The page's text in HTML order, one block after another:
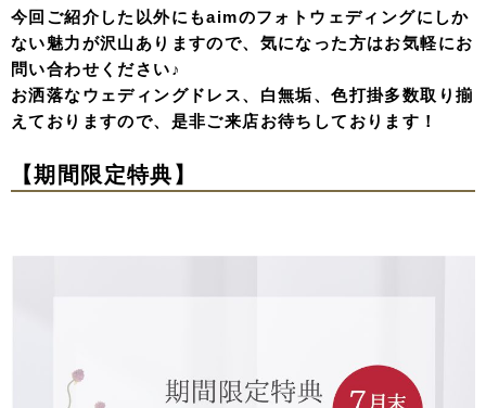
今回ご紹介した以外にもaimのフォトウェディングにしか
ない魅力が沢山ありますので、気になった方はお気軽にお
問い合わせください♪
お洒落なウェディングドレス、白無垢、色打掛多数取り揃
えておりますので、是非ご来店お待ちしております！
【期間限定特典】